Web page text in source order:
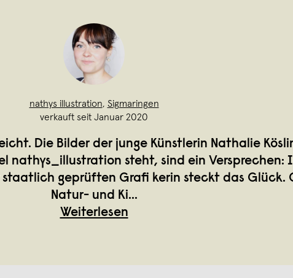
nathys illustration, Sigmaringen
verkauft seit Januar 2020
Die Bilder der junge Künstlerin Nathalie
nathys_illustration steht, sind ein Versprechen:
staatlich geprüften Grafi kerin steckt das Glück.
Natur- und Ki...
Weiterlesen